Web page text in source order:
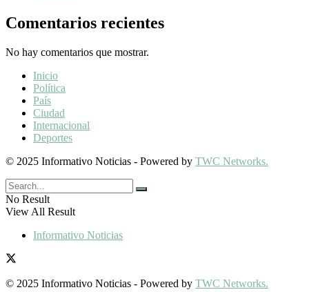
Comentarios recientes
No hay comentarios que mostrar.
Inicio
Política
País
Ciudad
Internacional
Deportes
© 2025 Informativo Noticias - Powered by TWC Networks.
No Result
View All Result
Informativo Noticias
© 2025 Informativo Noticias - Powered by TWC Networks.